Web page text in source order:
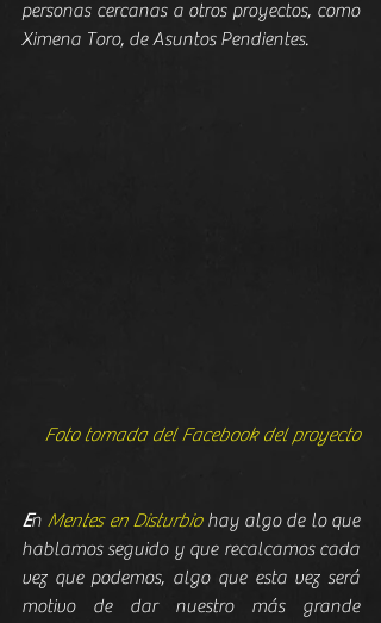
personas cercanas a otros proyectos, como
Ximena Toro, de Asuntos Pendientes.
Foto tomada del Facebook del proyecto
En Mentes en Disturbio hay algo de lo que
hablamos seguido y que recalcamos cada
vez que podemos, algo que esta vez será
motivo de dar nuestro más grande